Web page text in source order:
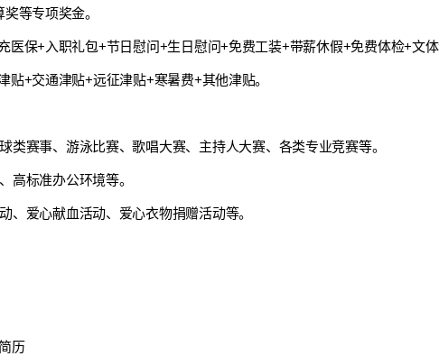
等专项奖金。
医保+入职礼包+节日慰问+生日慰问+免费工装+带薪休假+免费体检+文体
+交通津贴+远征津贴+寒暑费+其他津贴。
类赛事、游泳比赛、歌唱大赛、主持人大赛、各类专业竞赛等。
高标准办公环境等。
、爱心献血活动、爱心衣物捐赠活动等。
历